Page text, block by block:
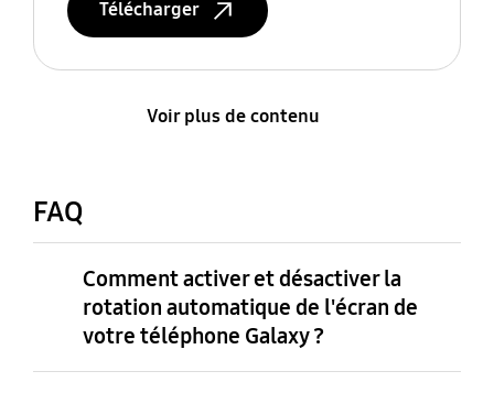
Télécharger
Voir plus de contenu
FAQ
Comment activer et désactiver la
rotation automatique de l'écran de
votre téléphone Galaxy ?